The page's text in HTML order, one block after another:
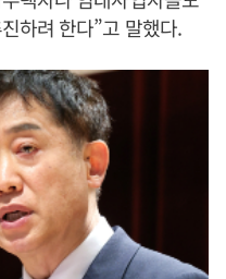
하려 한다”고 말했다.